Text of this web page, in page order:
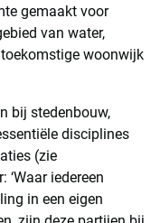
gemaakt voor
van water,
woonwijk
bij stedenbouw,
disciplines
(zie
iedereen
in een eigen